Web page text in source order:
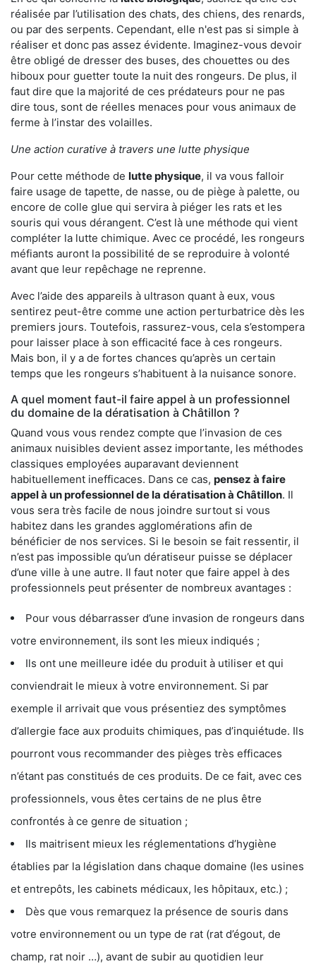
réalisée par l’utilisation des chats, des chiens, des renards,
ou par des serpents. Cependant, elle n'est pas si simple à
réaliser et donc pas assez évidente. Imaginez-vous devoir
être obligé de dresser des buses, des chouettes ou des
hiboux pour guetter toute la nuit des rongeurs. De plus, il
faut dire que la majorité de ces prédateurs pour ne pas
dire tous, sont de réelles menaces pour vous animaux de
ferme à l’instar des volailles.
Une action curative à travers une lutte physique
Pour cette méthode de lutte physique, il va vous falloir
faire usage de tapette, de nasse, ou de piège à palette, ou
encore de colle glue qui servira à piéger les rats et les
souris qui vous dérangent. C’est là une méthode qui vient
compléter la lutte chimique. Avec ce procédé, les rongeurs
méfiants auront la possibilité de se reproduire à volonté
avant que leur repêchage ne reprenne.
Avec l’aide des appareils à ultrason quant à eux, vous
sentirez peut-être comme une action perturbatrice dès les
premiers jours. Toutefois, rassurez-vous, cela s’estompera
pour laisser place à son efficacité face à ces rongeurs.
Mais bon, il y a de fortes chances qu’après un certain
temps que les rongeurs s’habituent à la nuisance sonore.
A quel moment faut-il faire appel à un professionnel
du domaine de la dératisation à Châtillon ?
Quand vous vous rendez compte que l’invasion de ces
animaux nuisibles devient assez importante, les méthodes
classiques employées auparavant deviennent
habituellement inefficaces. Dans ce cas, pensez à faire
appel à un professionnel de la dératisation à Châtillon. Il
vous sera très facile de nous joindre surtout si vous
habitez dans les grandes agglomérations afin de
bénéficier de nos services. Si le besoin se fait ressentir, il
n’est pas impossible qu’un dératiseur puisse se déplacer
d’une ville à une autre. Il faut noter que faire appel à des
professionnels peut présenter de nombreux avantages :
Pour vous débarrasser d’une invasion de rongeurs dans
votre environnement, ils sont les mieux indiqués ;
Ils ont une meilleure idée du produit à utiliser et qui
conviendrait le mieux à votre environnement. Si par
exemple il arrivait que vous présentiez des symptômes
d’allergie face aux produits chimiques, pas d’inquiétude. Ils
pourront vous recommander des pièges très efficaces
n’étant pas constitués de ces produits. De ce fait, avec ces
professionnels, vous êtes certains de ne plus être
confrontés à ce genre de situation ;
Ils maitrisent mieux les réglementations d’hygiène
établies par la législation dans chaque domaine (les usines
et entrepôts, les cabinets médicaux, les hôpitaux, etc.) ;
Dès que vous remarquez la présence de souris dans
votre environnement ou un type de rat (rat d’égout, de
champ, rat noir …), avant de subir au quotidien leur